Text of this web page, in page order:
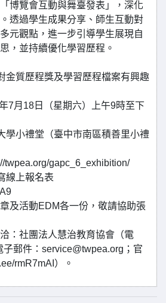
博覽會互動與舞臺發表」，深化
透過學生成果分享、師生互動對
元觀點，進一步引導學生展現自
，並持續優化學習歷程。
金質歷程獎及學習歷程檔案有興趣
7月18日（星期六）上午9時至下
學小禮堂（臺中市南區積善里小禮
twpea.org/gapc_6_exhibition/
線上報名表
及活動EDM各一份，敬請協助張
：社團法人慧治教育協會（電
郵件：service@twpea.org；官
rmR7mAI）。